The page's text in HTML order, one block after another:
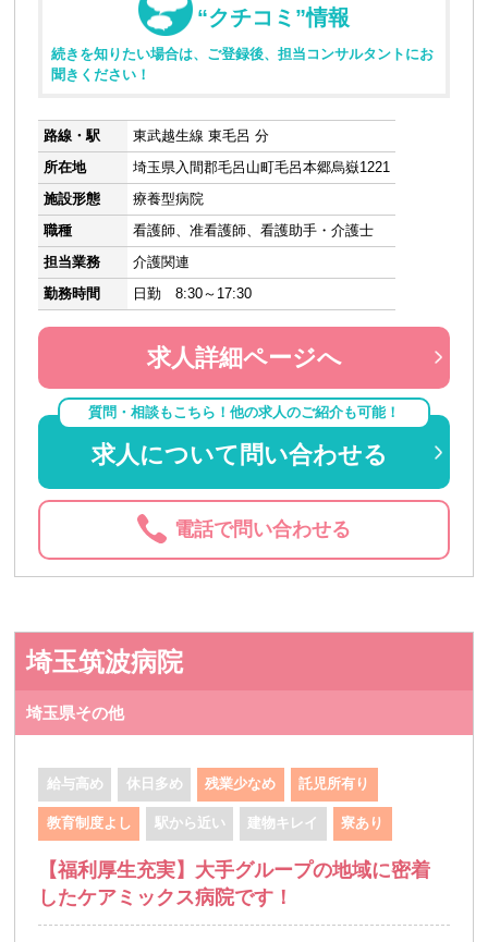
“クチコミ”情報
続きを知りたい場合は、ご登録後、担当コンサルタントにお
聞きください！
路線・駅
東武越生線 東毛呂 分
所在地
埼玉県入間郡毛呂山町毛呂本郷烏嶽1221
施設形態
療養型病院
職種
看護師、准看護師、看護助手・介護士
担当業務
介護関連
勤務時間
日勤 8:30～17:30
求人詳細ページへ
質問・相談もこちら！他の求人のご紹介も可能！
求人について問い合わせる
電話で問い合わせる
埼玉筑波病院
埼玉県その他
給与高め 休日多め 残業少なめ 託児所有り
教育制度よし 駅から近い 建物キレイ 寮あり
【福利厚生充実】大手グループの地域に密着
したケアミックス病院です！